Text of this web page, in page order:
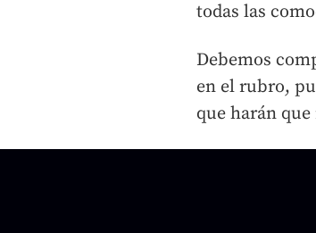
todas las
Debemos
en el rubro,
que harán